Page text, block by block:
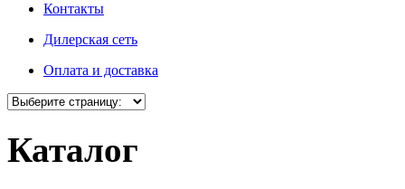
Контакты
Дилерская сеть
Оплата и доставка
Каталог